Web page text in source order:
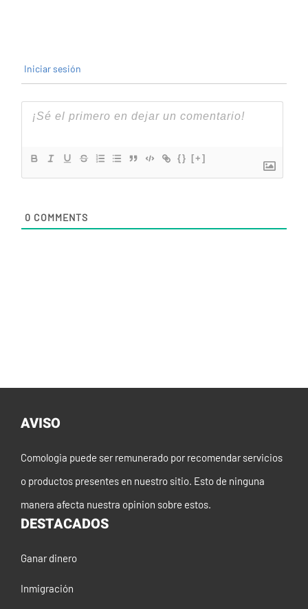
Iniciar sesión
{} [+]
0 COMMENTS
AVISO
Comologia puede ser remunerado por recomendar servicios
o productos presentes en nuestro sitio. Esto de ninguna
manera afecta nuestra opinion sobre estos.
DESTACADOS
Ganar dinero
Inmigración